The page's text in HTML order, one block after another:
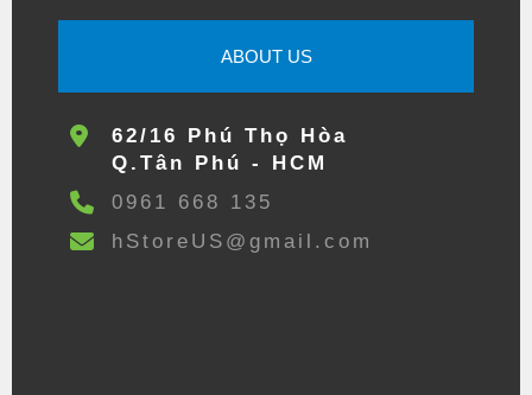
ABOUT US
62/16 Phú Thọ Hòa
Q.Tân Phú - HCM
0961 668 135
hStoreUS@gmail.com